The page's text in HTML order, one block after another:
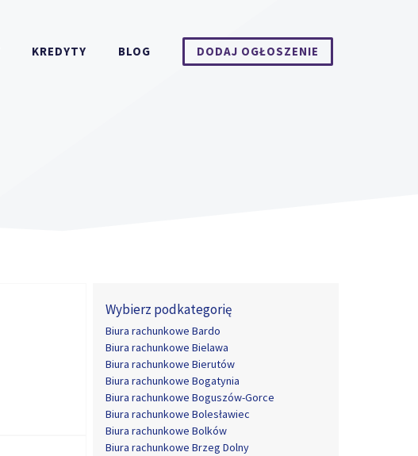
KREDYTY BLOG DODAJ OGŁOSZENIE
Wybierz podkategorię
Biura rachunkowe Bardo
Biura rachunkowe Bielawa
Biura rachunkowe Bierutów
Biura rachunkowe Bogatynia
Biura rachunkowe Boguszów-Gorce
Biura rachunkowe Bolesławiec
Biura rachunkowe Bolków
Biura rachunkowe Brzeg Dolny